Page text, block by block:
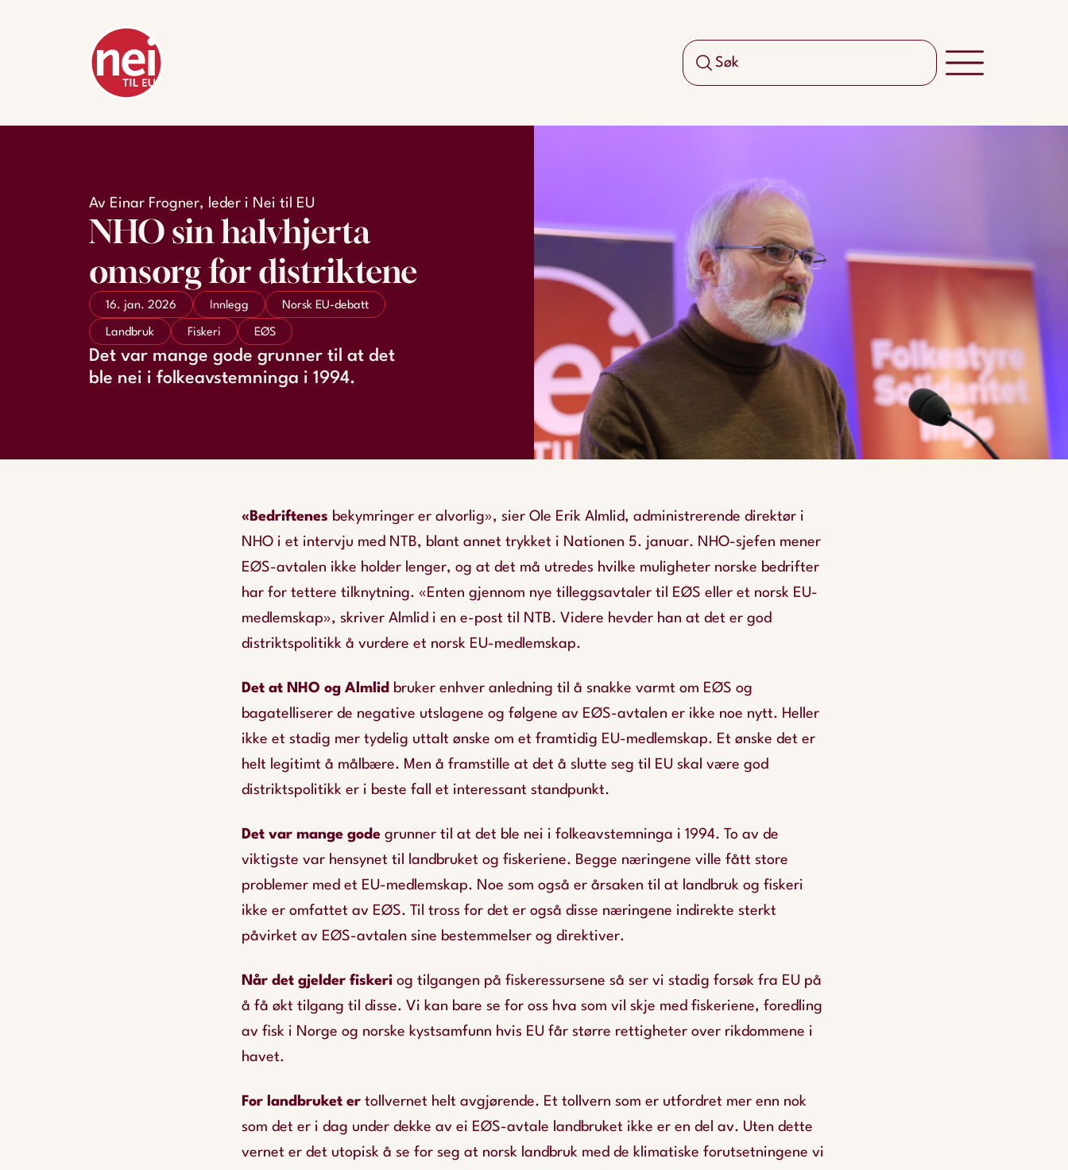
Av Einar Frogner, leder i Nei til EU
NHO sin halvhjerta
omsorg for distriktene
16. jan. 2026 Innlegg Norsk EU-debatt
Landbruk Fiskeri EØS
Det var mange gode grunner til at det
ble nei i folkeavstemninga i 1994.
«Bedriftenes bekymringer er alvorlig», sier Ole Erik Almlid, administrerende direktør i
NHO i et intervju med NTB, blant annet trykket i Nationen 5. januar. NHO-sjefen mener
EØS-avtalen ikke holder lenger, og at det må utredes hvilke muligheter norske bedrifter
har for tettere tilknytning. «Enten gjennom nye tilleggsavtaler til EØS eller et norsk EU-
medlemskap», skriver Almlid i en e-post til NTB. Videre hevder han at det er god
distriktspolitikk å vurdere et norsk EU-medlemskap.
Det at NHO og Almlid bruker enhver anledning til å snakke varmt om EØS og
bagatelliserer de negative utslagene og følgene av EØS-avtalen er ikke noe nytt. Heller
ikke et stadig mer tydelig uttalt ønske om et framtidig EU-medlemskap. Et ønske det er
helt legitimt å målbære. Men å framstille at det å slutte seg til EU skal være god
distriktspolitikk er i beste fall et interessant standpunkt.
Det var mange gode grunner til at det ble nei i folkeavstemninga i 1994. To av de
viktigste var hensynet til landbruket og fiskeriene. Begge næringene ville fått store
problemer med et EU-medlemskap. Noe som også er årsaken til at landbruk og fiskeri
ikke er omfattet av EØS. Til tross for det er også disse næringene indirekte sterkt
påvirket av EØS-avtalen sine bestemmelser og direktiver.
Når det gjelder fiskeriog tilgangen på fiskeressursene så ser vi stadig forsøk fra EU på
å få økt tilgang til disse. Vi kan bare se for oss hva som vil skje med fiskeriene, foredling
av fisk i Norge og norske kystsamfunn hvis EU får større rettigheter over rikdommene i
havet.
For landbruket er tollvernet helt avgjørende. Et tollvern som er utfordret mer enn nok
som det er i dag under dekke av ei EØS-avtale landbruket ikke er en del av. Uten dette
vernet er det utopisk å se for seg at norsk landbruk med de klimatiske forutsetningene vi